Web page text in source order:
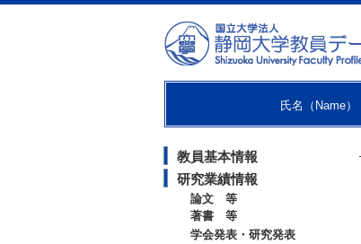
氏名（Name）
教員基本情報
研究業績情報
論文 等
著書 等
学会発表・研究発表